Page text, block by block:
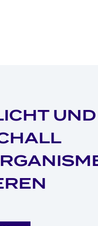
UND